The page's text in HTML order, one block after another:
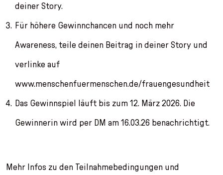
deiner Story.
Für höhere Gewinnchancen und noch mehr
Awareness, teile deinen Beitrag in deiner Story und
verlinke auf
www.menschenfuermenschen.de/frauengesundheit
Das Gewinnspiel läuft bis zum 12. März 2026. Die
Gewinnerin wird per DM am 16.03.26 benachrichtigt.
Mehr Infos zu den Teilnahmebedingungen und